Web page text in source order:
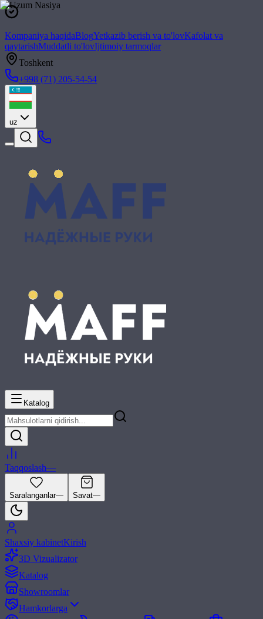
Kompaniya haqidaBlogYetkazib berish va to'lovKafolat va
qaytarishMuddatli to'lovIjtimoiy tarmoqlar
Toshkent
+998 (71) 205-54-54
uz
Katalog
Taqqoslash—
Saralanganlar— Savat—
Shaxsiy kabinetKirish
3D Vizualizator
Katalog
Showroomlar
Hamkorlarga